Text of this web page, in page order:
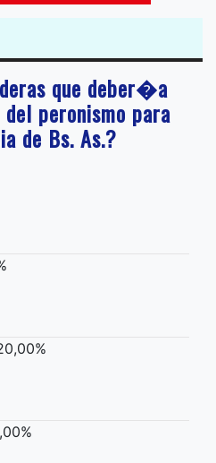
que deber�a
peronismo para
de Bs. As.?